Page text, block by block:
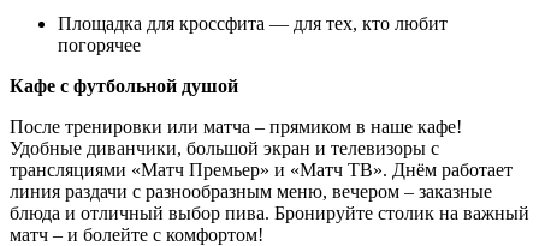
Площадка для кроссфита — для тех, кто любит
погорячее
Кафе с футбольной душой
После тренировки или матча – прямиком в наше кафе!
Удобные диванчики, большой экран и телевизоры с
трансляциями «Матч Премьер» и «Матч ТВ». Днём работает
линия раздачи с разнообразным меню, вечером – заказные
блюда и отличный выбор пива. Бронируйте столик на важный
матч – и болейте с комфортом!